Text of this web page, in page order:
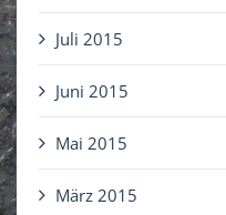
Juli 2015
Juni 2015
Mai 2015
März 2015